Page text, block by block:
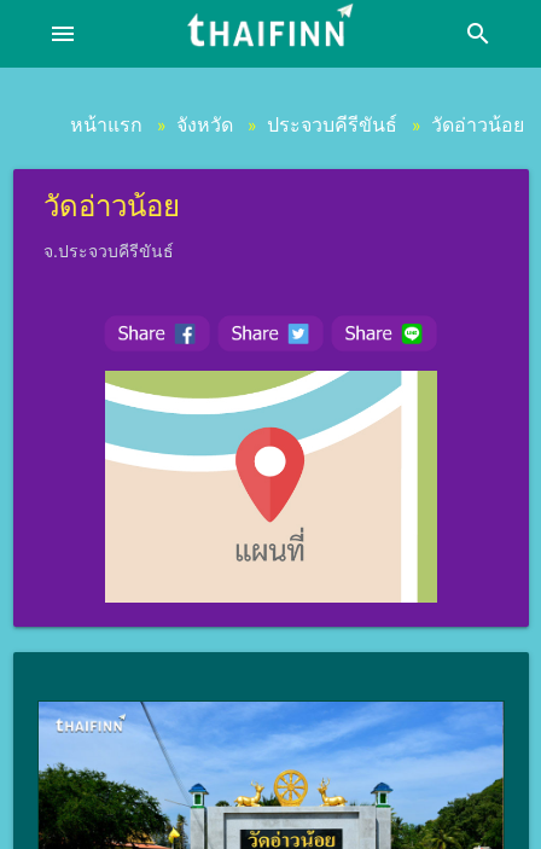
menu search
หน้าแรก » จังหวัด » ประจวบคีรีขันธ์ » วัดอ่าวน้อย
วัดอ่าวน้อย
จ.ประจวบคีรีขันธ์